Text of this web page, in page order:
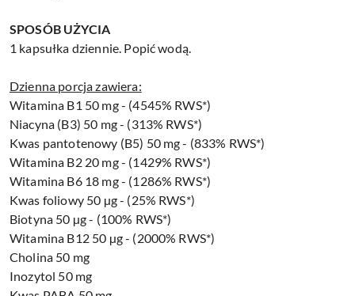
SPOSÓB UŻYCIA
1 kapsułka dziennie. Popić wodą.
Dzienna porcja zawiera:
Witamina B1 50 mg - (4545% RWS*)
Niacyna (B3) 50 mg - (313% RWS*)
Kwas pantotenowy (B5) 50 mg - (833% RWS*)
Witamina B2 20 mg - (1429% RWS*)
Witamina B6 18 mg - (1286% RWS*)
Kwas foliowy 50 µg - (25% RWS*)
Biotyna 50 µg - (100% RWS*)
Witamina B12 50 µg - (2000% RWS*)
Cholina 50 mg
Inozytol 50 mg